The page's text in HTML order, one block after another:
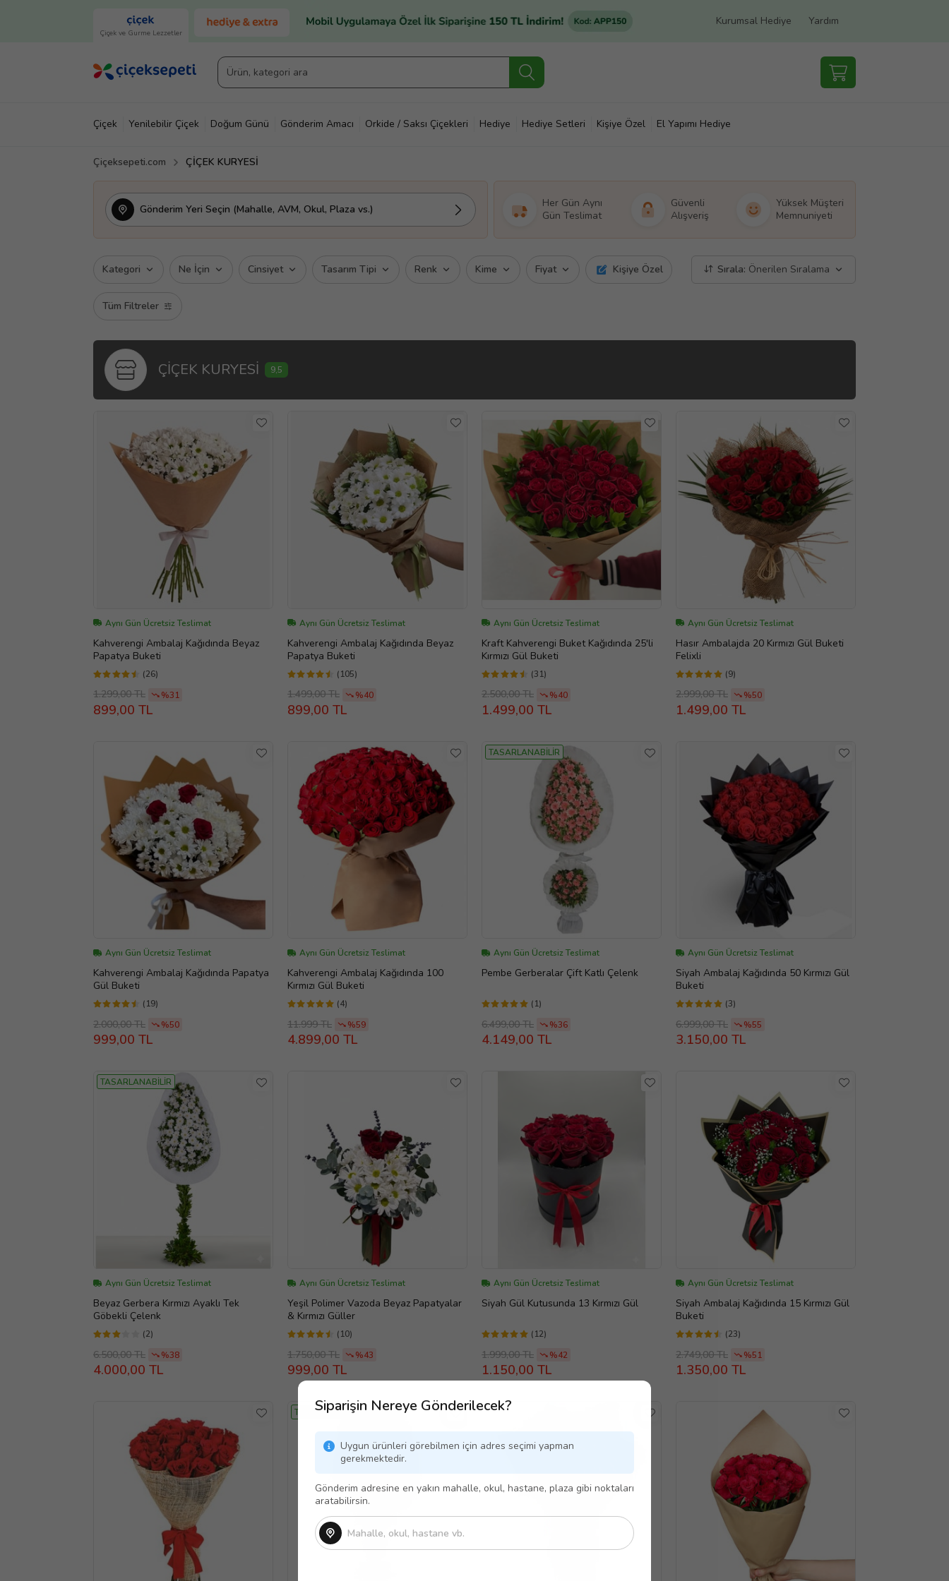
Çiçek ve Gurme Lezzetler
Kurumsal Hediye Yardım
Çiçek Yenilebilir Çiçek Doğum Günü Gönderim Amacı Orkide / Saksı Çiçekleri Hediye Hediye Setleri Kişiye Özel El Yapımı Hediye
Çiçeksepeti.com ÇİÇEK KURYESİ
Gönderim Yeri Seçin (Mahalle, AVM, Okul, Plaza vs.)
Siparişin Nereye Gönderilecek?
Uygun ürünleri görebilmen için adres seçimi yapman
gerekmektedir.
Gönderim adresine en yakın mahalle, okul, hastane, plaza gibi noktaları
aratabilirsin.
Her Gün Aynı
Gün Teslimat
Güvenli
Alışveriş
Yüksek Müşteri
Memnuniyeti
Kategori Ne İçin Cinsiyet Tasarım Tipi Renk Kime Fiyat Kişiye Özel
Tüm Filtreler
Sırala: Önerilen Sıralama
ÇİÇEK KURYESİ 9,5
Aynı Gün Ücretsiz Teslimat
Kahverengi Ambalaj Kağıdında Beyaz
Papatya Buketi
(26)
1.299,00 TL %31
899,00 TL
Aynı Gün Ücretsiz Teslimat
Kahverengi Ambalaj Kağıdında Beyaz
Papatya Buketi
(105)
1.499,00 TL %40
899,00 TL
Aynı Gün Ücretsiz Teslimat
Kraft Kahverengi Buket Kağıdında 25'li
Kırmızı Gül Buketi
(31)
2.500,00 TL %40
1.499,00 TL
Aynı Gün Ücretsiz Teslimat
Hasır Ambalajda 20 Kırmızı Gül Buketi
Felixli
(9)
2.999,00 TL %50
1.499,00 TL
Aynı Gün Ücretsiz Teslimat
Kahverengi Ambalaj Kağıdında Papatya
Gül Buketi
(19)
2.000,00 TL %50
999,00 TL
Aynı Gün Ücretsiz Teslimat
Kahverengi Ambalaj Kağıdında 100
Kırmızı Gül Buketi
(4)
11.999 TL %59
4.899,00 TL
TASARLANABİLİR
Aynı Gün Ücretsiz Teslimat
Pembe Gerberalar Çift Katlı Çelenk
(1)
6.499,00 TL %36
4.149,00 TL
Aynı Gün Ücretsiz Teslimat
Siyah Ambalaj Kağıdında 50 Kırmızı Gül
Buketi
(3)
6.999,00 TL %55
3.150,00 TL
TASARLANABİLİR
Aynı Gün Ücretsiz Teslimat
Beyaz Gerbera Kırmızı Ayaklı Tek
Göbekli Çelenk
(2)
6.500,00 TL %38
4.000,00 TL
Aynı Gün Ücretsiz Teslimat
Yeşil Polimer Vazoda Beyaz Papatyalar
& Kırmızı Güller
(10)
1.750,00 TL %43
999,00 TL
Aynı Gün Ücretsiz Teslimat
Siyah Gül Kutusunda 13 Kırmızı Gül
(12)
1.999,00 TL %42
1.150,00 TL
Aynı Gün Ücretsiz Teslimat
Siyah Ambalaj Kağıdında 15 Kırmızı Gül
Buketi
(23)
2.749,00 TL %51
1.350,00 TL
TASARLANABİLİR